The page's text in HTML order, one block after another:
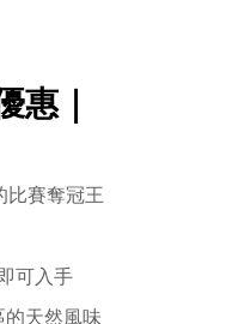
惠｜
比賽奪冠王
可入手
天然風味